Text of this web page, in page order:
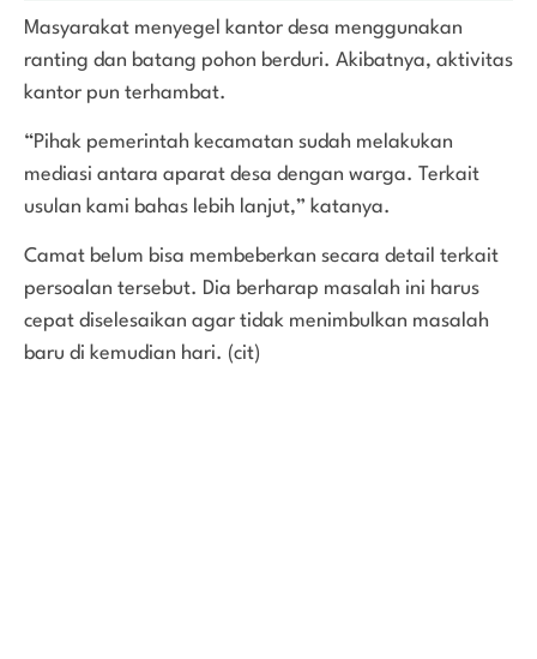
Masyarakat menyegel kantor desa menggunakan
ranting dan batang pohon berduri. Akibatnya, aktivitas
kantor pun terhambat.
“Pihak pemerintah kecamatan sudah melakukan
mediasi antara aparat desa dengan warga. Terkait
usulan kami bahas lebih lanjut,” katanya.
Camat belum bisa membeberkan secara detail terkait
persoalan tersebut. Dia berharap masalah ini harus
cepat diselesaikan agar tidak menimbulkan masalah
baru di kemudian hari. (cit)